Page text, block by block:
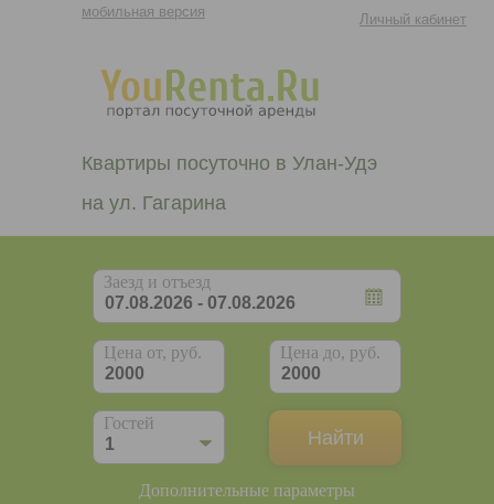
мобильная версия Личный кабинет
Квартиры посуточно в Улан-Удэ
на ул. Гагарина
Заезд и отъезд
Цена от, руб. Цена до, руб.
Гостей
Дополнительные параметры